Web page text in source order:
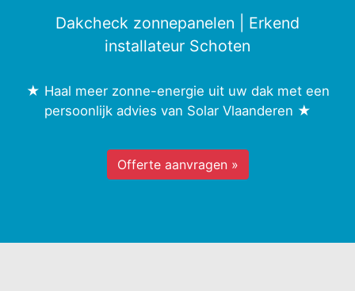
Dakcheck zonnepanelen | Erkend
installateur Schoten
★ Haal meer zonne-energie uit uw dak met een
persoonlijk advies van Solar Vlaanderen ★
Offerte aanvragen »